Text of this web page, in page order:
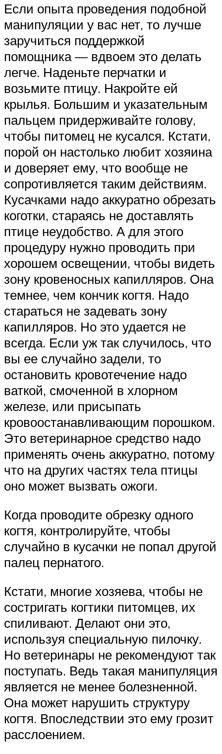
Если опыта проведения подобной
манипуляции у вас нет, то лучше
заручиться поддержкой
помощника — вдвоем это делать
легче. Наденьте перчатки и
возьмите птицу. Накройте ей
крылья. Большим и указательным
пальцем придерживайте голову,
чтобы питомец не кусался. Кстати,
порой он настолько любит хозяина
и доверяет ему, что вообще не
сопротивляется таким действиям.
Кусачками надо аккуратно обрезать
коготки, стараясь не доставлять
птице неудобство. А для этого
процедуру нужно проводить при
хорошем освещении, чтобы видеть
зону кровеносных капилляров. Она
темнее, чем кончик когтя. Надо
стараться не задевать зону
капилляров. Но это удается не
всегда. Если уж так случилось, что
вы ее случайно задели, то
остановить кровотечение надо
ваткой, смоченной в хлорном
железе, или присыпать
кровоостанавливающим порошком.
Это ветеринарное средство надо
применять очень аккуратно, потому
что на других частях тела птицы
оно может вызвать ожоги.
Когда проводите обрезку одного
когтя, контролируйте, чтобы
случайно в кусачки не попал другой
палец пернатого.
Кстати, многие хозяева, чтобы не
состригать когтики питомцев, их
спиливают. Делают они это,
используя специальную пилочку.
Но ветеринары не рекомендуют так
поступать. Ведь такая манипуляция
является не менее болезненной.
Она может нарушить структуру
когтя. Впоследствии это ему грозит
расслоением.